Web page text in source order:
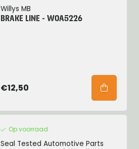
Willys MB
BRAKE LINE - W0A5226
€12,50
Op voorraad
Seal Tested Automotive Parts